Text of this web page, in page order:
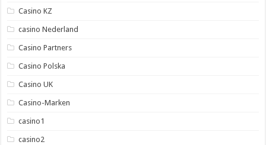
Casino KZ
casino Nederland
Casino Partners
Casino Polska
Casino UK
Casino-Marken
casino1
casino2